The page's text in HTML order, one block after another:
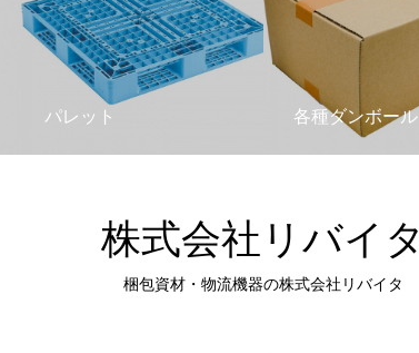
パレット 各種ダンボール
株式会社リバイタ
梱包資材・物流機器の株式会社リバイタ